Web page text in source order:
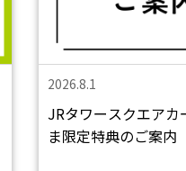
2026.8.1
JRタワースクエアカ
ま限定特典のご案内